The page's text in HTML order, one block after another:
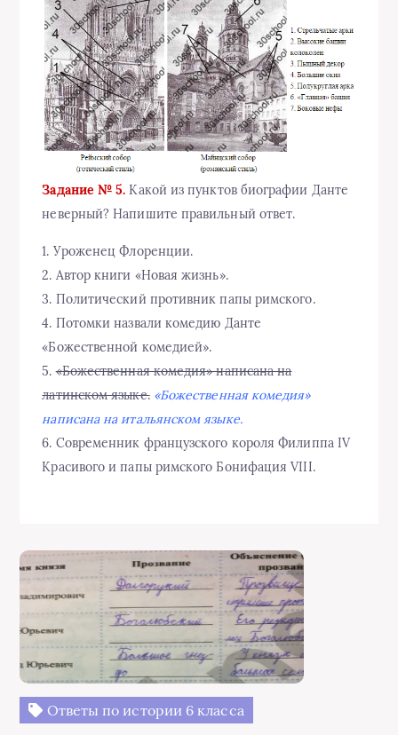
Задание № 5. Какой из пунктов биографии Данте
неверный? Напишите правильный ответ.
1. Уроженец Флоренции.
2. Автор книги «Новая жизнь».
3. Политический противник папы римского.
4. Потомки назвали комедию Данте
«Божественной комедией».
5.«Божественная комедия» написана на
латинском языке. «Божественная комедия»
написана на итальянском языке.
6. Современник французского короля Филиппа IV
Красивого и папы римского Бонифация VIII.
Ответы по истории 6 класса